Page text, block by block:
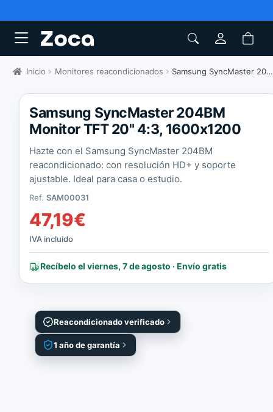
Inicio Monitores reacondicionados Samsung SyncMaster 204BM Monitor TFT 20" 4:3, 1600x1200
Reacondicionado verificado
1 año de garantía
Samsung SyncMaster 204BM
Monitor TFT 20" 4:3, 1600x1200
Hazte con el Samsung SyncMaster 204BM
reacondicionado: con resolución HD+ y soporte
ajustable. Ideal para casa o estudio.
Ref.SAM00031
47,19€
IVA incluido
Recíbelo el viernes, 7 de agosto · Envío gratis